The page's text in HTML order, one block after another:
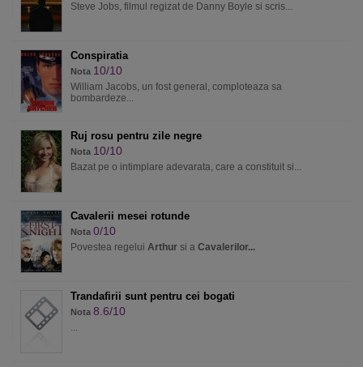
Steve Jobs, filmul regizat de Danny Boyle si scris...
Conspiratia
Nota 10/10
William Jacobs, un fost general, comploteaza sa
bombardeze...
Ruj rosu pentru zile negre
Nota 10/10
Bazat pe o intimplare adevarata, care a constituit si...
Cavalerii mesei rotunde
Nota 0/10
Povestea regelui Arthur si a Cavalerilor...
Trandafirii sunt pentru cei bogati
Nota 8.6/10
...